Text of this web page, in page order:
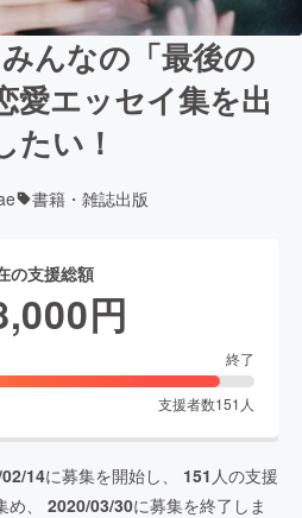
みんなの「最後の
愛エッセイ集を出
たい！
書籍・雑誌出版
の支援総額
円
終了
支援者数151 人
14に募集を開始し、 151 人の支援
め、 2020/03/30に募集を終了しま